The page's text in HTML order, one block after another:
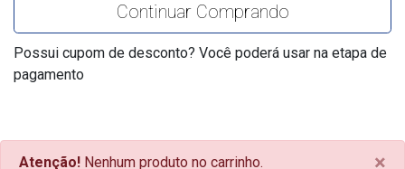
Continuar Comprando
Possui cupom de desconto? Você poderá usar na etapa de
pagamento
×
Atenção! Nenhum produto no carrinho.